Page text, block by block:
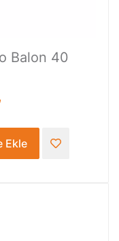
Balon 40
Sepete Ekle